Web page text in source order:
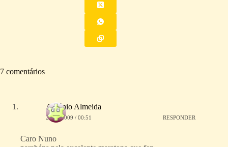
7 comentários
António Almeida
25/02/2009 / 00:51 RESPONDER
Caro Nuno